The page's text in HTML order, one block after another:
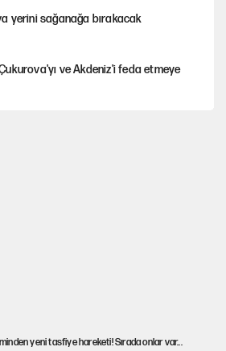
yerini sağanağa bırakacak
ve Akdeniz'i feda etmeye
yeni tasfiye hareketi! Sırada onlar var...